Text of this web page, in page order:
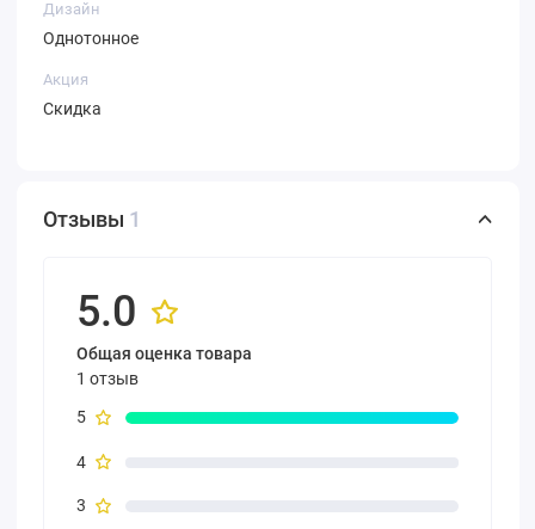
Дизайн
Однотонное
Акция
Скидка
Отзывы 1
5.0
Общая оценка товара
1 отзыв
5
4
3